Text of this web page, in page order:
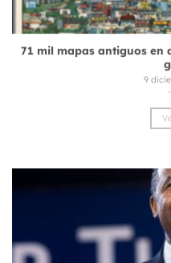
71 mil mapas antiguos en
9